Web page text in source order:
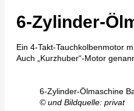
6-Zylinder-
Ein 4-Takt-Tauchkolbenmotor
Auch „Kurzhuber“-Motor
6-Zylinder-Ölmaschine
© und Bildquelle: privat